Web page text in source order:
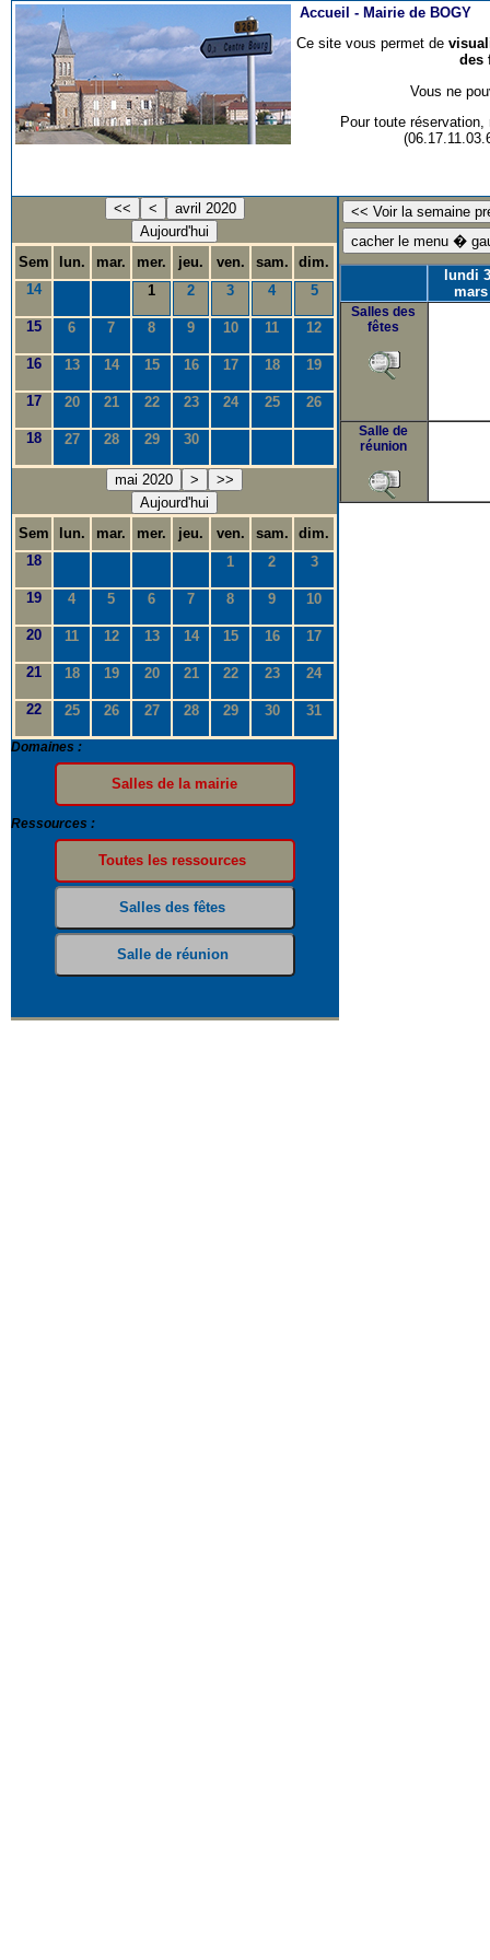
Accueil - Mairie de BOGY
Ce site vous permet de
des
Vous ne
Pour toute
<< <
avril 2020
Aujourd'hui
Sem
lun. mar. mer. jeu. ven. sam.
dim.
14
1 2 3 4 5
15 6 7 8 9 10 11 12
16 13 14 15 16 17 18 19
17 20 21 22 23 24 25 26
18 27 28 29 30
mai 2020 >
>>
Aujourd'hui
Sem
lun. mar. mer. jeu. ven. sam.
dim.
18
1 2 3
19 4 5 6 7 8 9 10
20 11 12 13 14 15 16 17
21 18 19 20 21 22 23 24
22 25 26 27 28 29 30 31
Domaines :
Ressources :
lundi
mars
Salles des
fêtes
Salle de
réunion